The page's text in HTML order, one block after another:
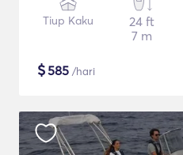
Tiup Kaku
24 ft
7 m
$585 /hari